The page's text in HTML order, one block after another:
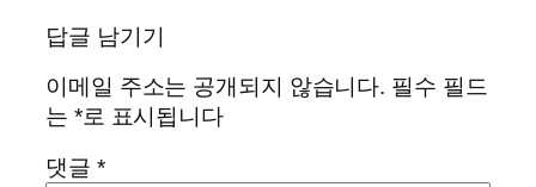
답글 남기기
이메일 주소는 공개되지 않습니다. 필수 필드
는 *로 표시됩니다
댓글 *